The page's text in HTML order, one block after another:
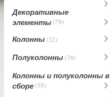
Декоративные
элементы(79)
Колонны(52)
Полуколонны(78)
Колонны и полуколонны в
сборе(58)